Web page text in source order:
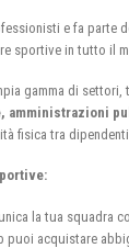
e fa parte
sportive in tutto il
gamma di settori,
fisica tra dipendenti
la tua squadra
puoi acquistare